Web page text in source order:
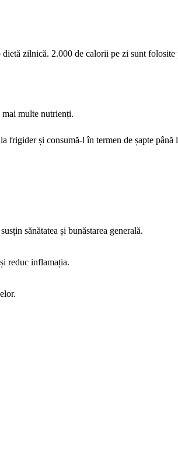
zilnică. 2.000 de calorii pe zi sunt folosite
mai multe nutrienți.
frigider și consumă-l în termen de șapte până
sănătatea și bunăstarea generală.
reduc inflamația.